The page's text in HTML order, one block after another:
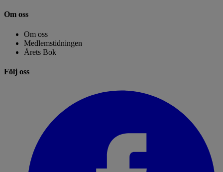
Om oss
Om oss
Medlemstidningen
Årets Bok
Följ oss